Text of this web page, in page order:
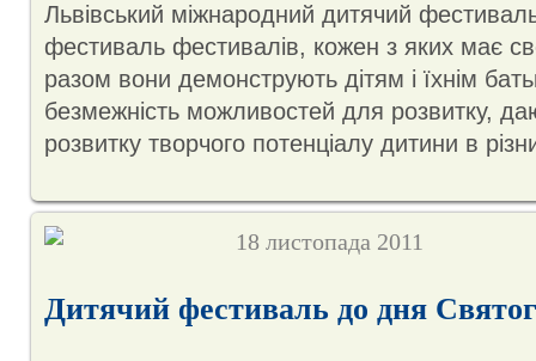
Львівський міжнародний дитячий
фестиваль фестивалів, кожен з яких має
разом вони демонструють дітям і їхнім
безмежність можливостей для розвитку,
розвитку творчого потенціалу дитини в
18 листопада 2011
Дитячий фестиваль до дня